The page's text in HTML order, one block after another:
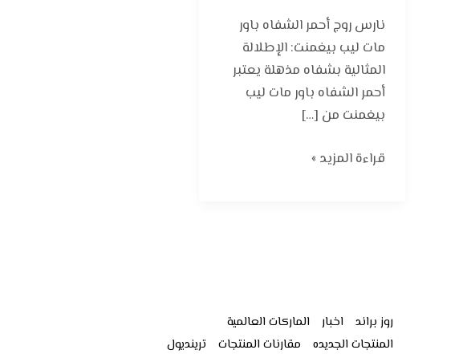
نارس روج أحمر الشفاه باور
مات ليب بيغمنت: الإطلالة
المثالية بشفاه مذهلة يعتبر
أحمر الشفاه باور مات ليب
بيغمنت من […]
قراءة المزيد »
روز براند اخبار
الماركات العالمية
المنتجات الجديده
مقارنات المنتجات ترينديول